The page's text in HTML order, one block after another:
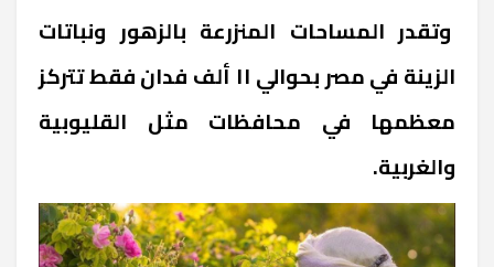
وتقدر المساحات المنزرعة بالزهور ونباتات
الزينة في مصر بحوالي ١١ ألف فدان فقط تتركز
معظمها في محافظات مثل القليوبية
والغربية.